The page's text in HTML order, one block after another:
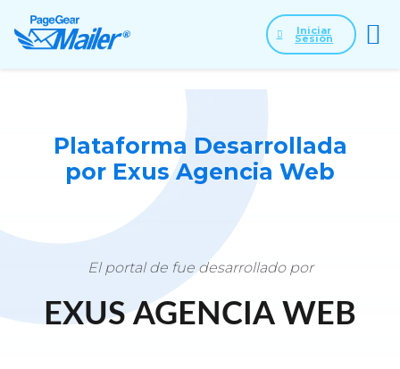
Iniciar
Sesión
Plataforma Desarrollada
por Exus Agencia Web
El portal de fue desarrollado por
EXUS AGENCIA WEB